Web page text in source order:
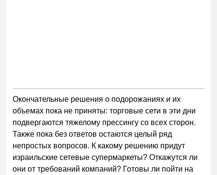
Окончательные решения о подорожаниях и их
объемах пока не приняты: торговые сети в эти дни
подвергаются тяжелому прессингу со всех сторон.
Также пока без ответов остаются целый ряд
непростых вопросов. К какому решению придут
израильские сетевые супермаркеты? Откажутся ли
они от требований компаний? Готовы ли пойти на